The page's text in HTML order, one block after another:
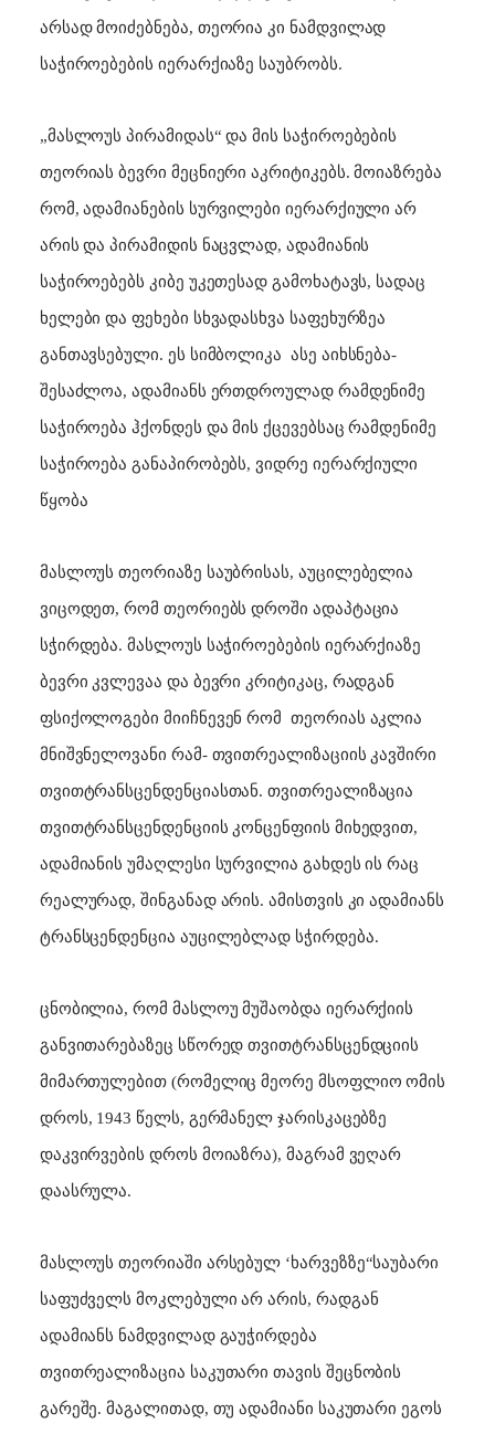
არსად მოიძებნება, თეორია კი ნამდვილად
საჭიროებების იერარქიაზე საუბრობს.
„მასლოუს პირამიდას“ და მის საჭიროებების
თეორიას ბევრი მეცნიერი აკრიტიკებს. მოიაზრება
რომ, ადამიანების სურვილები იერარქიული არ
არის და პირამიდის ნაცვლად, ადამიანის
საჭიროებებს კიბე უკეთესად გამოხატავს, სადაც
ხელები და ფეხები სხვადასხვა საფეხურზეა
განთავსებული. ეს სიმბოლიკა ასე აიხსნება-
შესაძლოა, ადამიანს ერთდროულად რამდენიმე
საჭიროება ჰქონდეს და მის ქცევებსაც რამდენიმე
საჭიროება განაპირობებს, ვიდრე იერარქიული
წყობა
მასლოუს თეორიაზე საუბრისას, აუცილებელია
ვიცოდეთ, რომ თეორიებს დროში ადაპტაცია
სჭირდება. მასლოუს საჭიროებების იერარქიაზე
ბევრი კვლევაა და ბევრი კრიტიკაც, რადგან
ფსიქოლოგები მიიჩნევენ რომ თეორიას აკლია
მნიშვნელოვანი რამ- თვითრეალიზაციის კავშირი
თვითტრანსცენდენციასთან. თვითრეალიზაცია
თვითტრანსცენდენციის კონცენფიის მიხედვით,
ადამიანის უმაღლესი სურვილია გახდეს ის რაც
რეალურად, შინგანად არის. ამისთვის კი ადამიანს
ტრანსცენდენცია აუცილებლად სჭირდება.
ცნობილია, რომ მასლოუ მუშაობდა იერარქიის
განვითარებაზეც სწორედ თვითტრანსცენდციის
მიმართულებით (რომელიც მეორე მსოფლიო ომის
დროს, 1943 წელს, გერმანელ ჯარისკაცებზე
დაკვირვების დროს მოიაზრა), მაგრამ ვეღარ
დაასრულა.
მასლოუს თეორიაში არსებულ ‘ხარვეზზე“საუბარი
საფუძველს მოკლებული არ არის, რადგან
ადამიანს ნამდვილად გაუჭირდება
თვითრეალიზაცია საკუთარი თავის შეცნობის
გარეშე. მაგალითად, თუ ადამიანი საკუთარი ეგოს